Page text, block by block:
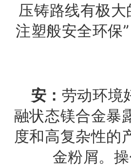
压铸路线有极
注塑般安全环保
安： 劳动环境
融状态镁合金暴
度和高复杂性的
金粉屑。